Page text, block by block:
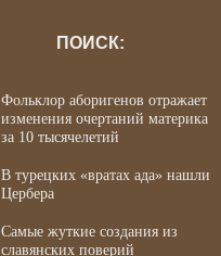
ПОИСК:
Фольклор аборигенов отражает
изменения очертаний материка
за 10 тысячелетий
В турецких «вратах ада» нашли
Цербера
Самые жуткие создания из
славянских поверий